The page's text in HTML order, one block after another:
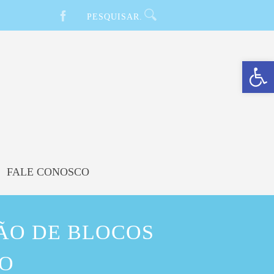
Barra de Ferramentas Aberta
FALE CONOSCO
DE BLOCOS